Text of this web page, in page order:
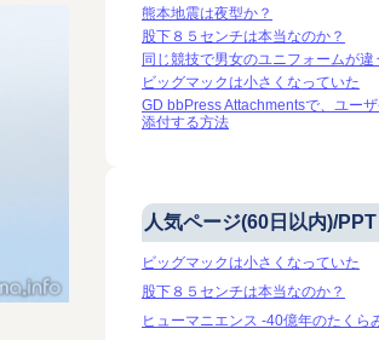
熊本地震は夜型か？
股下８５センチは本当なのか？
同じ競技で男女のユニフォームが違
ビッグマックは小さくなっていた
GD bbPress Attachmentsで、ユー
添付する方法
人気ページ(60日以内)/PPT
ビッグマックは小さくなっていた
股下８５センチは本当なのか？
ヒューマニエンス -40億年のたくら